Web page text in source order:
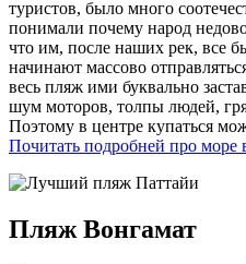
туристов, было много
понимали почему народ
что им, после наших рек, все
начинают массово
весь пляж ими буквально
шум моторов, толпы людей,
Поэтому в центре купаться
Почитать подробней про море
Пляж Вонгамат